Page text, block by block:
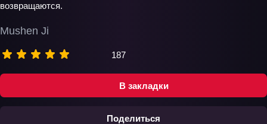
В закладки
Поделиться
Mushen Ji
187
возвращаются.